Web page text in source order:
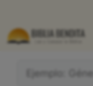
contenido